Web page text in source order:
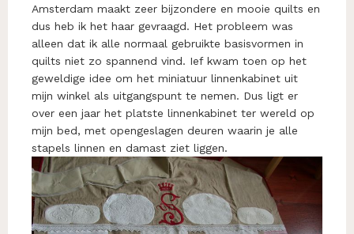
Amsterdam maakt zeer bijzondere en mooie quilts en
dus heb ik het haar gevraagd. Het probleem was
alleen dat ik alle normaal gebruikte basisvormen in
quilts niet zo spannend vind. Ief kwam toen op het
geweldige idee om het miniatuur linnenkabinet uit
mijn winkel als uitgangspunt te nemen. Dus ligt er
over een jaar het platste linnenkabinet ter wereld op
mijn bed, met opengeslagen deuren waarin je alle
stapels linnen en damast ziet liggen.